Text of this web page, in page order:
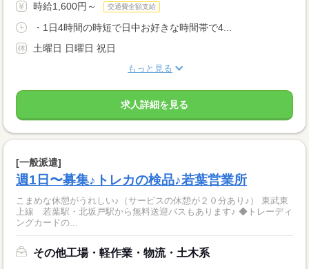
時給1,600円～ 交通費全額支給
・1日4時間の時短で日中お好きな時間帯で4...
土曜日 日曜日 祝日
もっと見る
求人詳細を見る
[一般派遣]
週1日〜募集♪トレカの検品♪若葉営業所
こまめな休憩がうれしい♪（サービスの休憩が２０分あり♪） 東武東
上線 若葉駅・北坂戸駅から無料送迎バスもあります♪ ◆トレーディ
ングカードの...
その他工場・軽作業・物流・土木系